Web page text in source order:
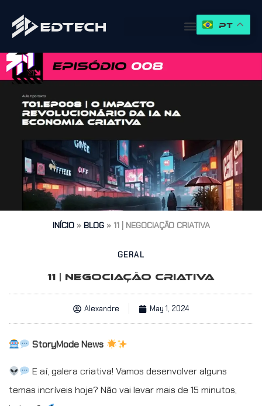
INÍCIO» BLOG» 11 | NEGOCIAÇÃO CRIATIVA
GERAL
11 | NEGOCIAÇÃO CRIATIVA
Alexandre May 1, 2024
StoryMode News
E aí, galera criativa! Vamos desenvolver alguns
temas incríveis hoje? Não vai levar mais de 15 minutos,
PT